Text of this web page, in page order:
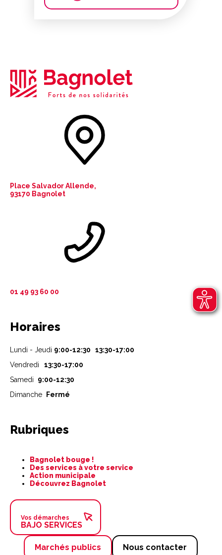
Place Salvador Allende,
93170 Bagnolet
01 49 93 60 00
Horaires
Lundi - Jeudi 9:00-12:30 13:30-17:00
Vendredi
13:30-17:00
Samedi 9:00-12:30
Dimanche
Fermé
Rubriques
contenu
Bagnolet bouge !
Des services à votre service
Action municipale
Découvrez Bagnolet
Vos démarches
BAJO SERVICES
Marchés publics Nous contacter